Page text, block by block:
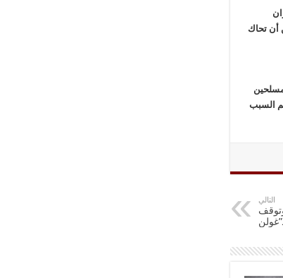
أن تحاك
السبب
التالي